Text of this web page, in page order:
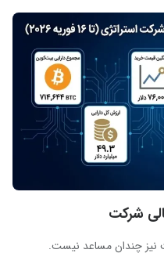
شرکت
نیز چندان مساعد نیست.